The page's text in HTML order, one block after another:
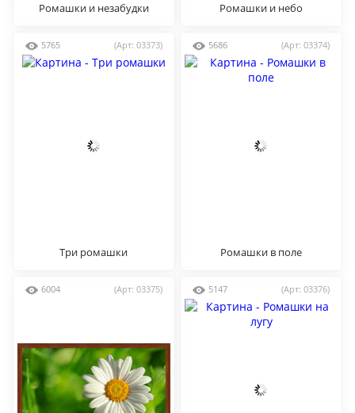
Ромашки и незабудки Ромашки и небо
5765 (Арт: 03373)
Три ромашки
5686 (Арт: 03374)
Ромашки в поле
6004 (Арт: 03375) 5147 (Арт: 03376)